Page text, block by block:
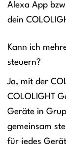
Alexa App
dein
Kann ich
steuern?
Ja, mit der
COLOLIGHT
Geräte in
gemeinsam
für jedes